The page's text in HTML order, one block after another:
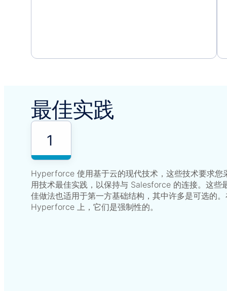
最佳实践
1
Hyperforce 使用基于云的现代技术，这些技术要求您
用技术最佳实践，以保持与 Salesforce 的连接。这些
佳做法也适用于第一方基础结构，其中许多是可选的
Hyperforce 上，它们是强制性的。